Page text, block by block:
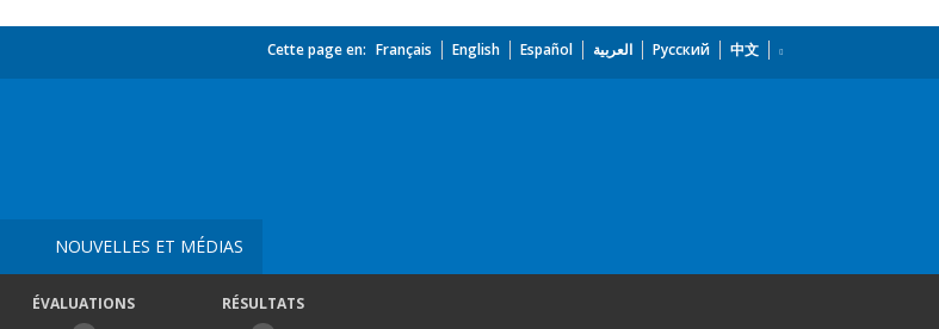
Cette page en: Français English Español العربية Русский 中文
NOUVELLES ET MÉDIAS
ÉVALUATIONS RÉSULTATS